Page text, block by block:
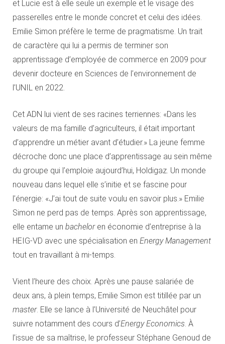
et Lucie est à elle seule un exemple et le visage des
passerelles entre le monde concret et celui des idées.
Emilie Simon préfère le terme de pragmatisme. Un trait
de caractère qui lui a permis de terminer son
apprentissage d’employée de commerce en 2009 pour
devenir docteure en Sciences de l’environnement de
l’UNIL en 2022.
Cet ADN lui vient de ses racines terriennes: «Dans les
valeurs de ma famille d’agriculteurs, il était important
d’apprendre un métier avant d’étudier.» La jeune femme
décroche donc une place d’apprentissage au sein même
du groupe qui l’emploie aujourd’hui, Holdigaz. Un monde
nouveau dans lequel elle s’initie et se fascine pour
l’énergie: «J’ai tout de suite voulu en savoir plus.» Emilie
Simon ne perd pas de temps. Après son apprentissage,
elle entame un bacheloren économie d’entreprise à la
HEIG-VD avec une spécialisation en Energy Management
tout en travaillant à mi-temps.
Vient l’heure des choix. Après une pause salariée de
deux ans, à plein temps, Emilie Simon est titillée par un
master. Elle se lance à l’Université de Neuchâtel pour
suivre notamment des cours d’Energy Economics . À
l’issue de sa maîtrise, le professeur Stéphane Genoud de